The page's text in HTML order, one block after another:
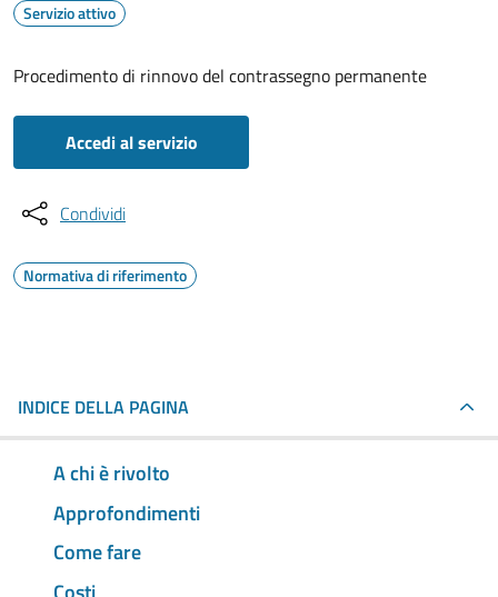
Servizio attivo
Procedimento di rinnovo del contrassegno permanente
Accedi al servizio
Condividi
Normativa di riferimento
INDICE DELLA PAGINA
A chi è rivolto
Approfondimenti
Come fare